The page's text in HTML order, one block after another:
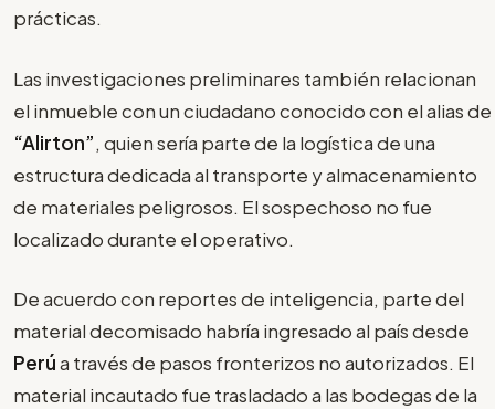
prácticas.
Las investigaciones preliminares también relacionan
el inmueble con un ciudadano conocido con el alias de
“Alirton”, quien sería parte de la logística de una
estructura dedicada al transporte y almacenamiento
de materiales peligrosos. El sospechoso no fue
localizado durante el operativo.
De acuerdo con reportes de inteligencia, parte del
material decomisado habría ingresado al país desde
Perúa través de pasos fronterizos no autorizados. El
material incautado fue trasladado a las bodegas de la